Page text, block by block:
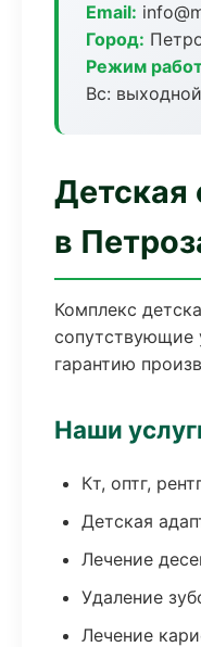
Email:
Город:
Режим
Вс: выходной
Детская
в
Комплекс
сопутствующие
гарантию
Наши
Кт, оптг,
Детская
Лечение
Удаление
Лечение